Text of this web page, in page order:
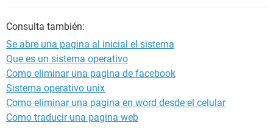
Consulta también:
Se abre una pagina al inicial el sistema
Que es un sistema operativo
Como eliminar una pagina de facebook
Sistema operativo unix
Como eliminar una pagina en word desde el celular
Como traducir una pagina web